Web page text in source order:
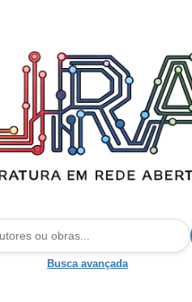
Busca avançada